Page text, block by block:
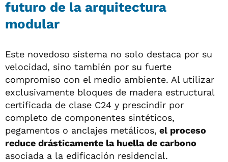
futuro de la arquitectura
modular
Este novedoso sistema no solo destaca por su
velocidad, sino también por su fuerte
compromiso con el medio ambiente. Al utilizar
exclusivamente bloques de madera estructural
certificada de clase C24 y prescindir por
completo de componentes sintéticos,
pegamentos o anclajes metálicos, el proceso
reduce drásticamente la huella de carbono
asociada a la edificación residencial.